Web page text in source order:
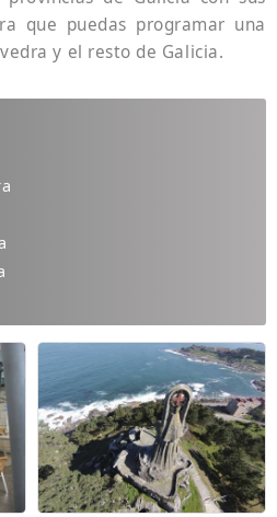
que puedas programar una
y el resto de Galicia.